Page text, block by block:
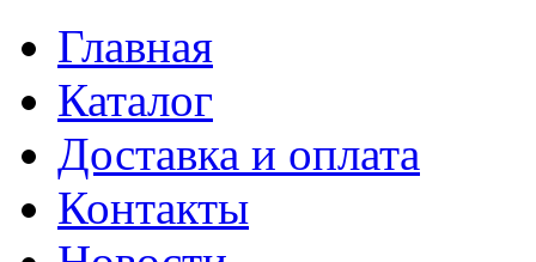
Главная
Каталог
Доставка и оплата
Контакты